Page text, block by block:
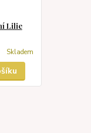
Lilie
Skladem